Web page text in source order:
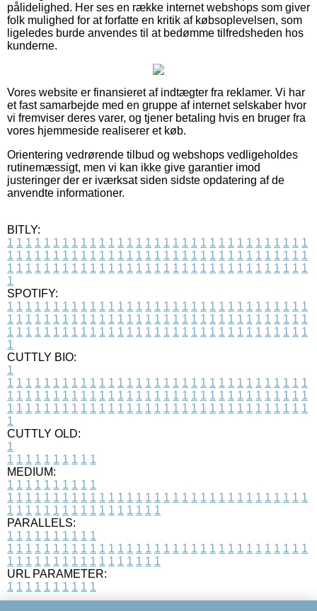
pålidelighed. Her ses en række internet webshops som giver
folk mulighed for at forfatte en kritik af købsoplevelsen, som
ligeledes burde anvendes til at bedømme tilfredsheden hos
kunderne.
Vores website er finansieret af indtægter fra reklamer. Vi har
et fast samarbejde med en gruppe af internet selskaber hvor
vi fremviser deres varer, og tjener betaling hvis en bruger fra
vores hjemmeside realiserer et køb.
Orientering vedrørende tilbud og webshops vedligeholdes
rutinemæssigt, men vi kan ikke give garantier imod
justeringer der er iværksat siden sidste opdatering af de
anvendte informationer.
BITLY:
1 1 1 1 1 1 1 1 1 1 1 1 1 1 1 1 1 1 1 1 1 1 1 1 1 1 1 1 1 1 1 1 1
1 1 1 1 1 1 1 1 1 1 1 1 1 1 1 1 1 1 1 1 1 1 1 1 1 1 1 1 1 1 1 1 1
1 1 1 1 1 1 1 1 1 1 1 1 1 1 1 1 1 1 1 1 1 1 1 1 1 1 1 1 1 1 1 1 1
1
SPOTIFY:
1 1 1 1 1 1 1 1 1 1 1 1 1 1 1 1 1 1 1 1 1 1 1 1 1 1 1 1 1 1 1 1 1
1 1 1 1 1 1 1 1 1 1 1 1 1 1 1 1 1 1 1 1 1 1 1 1 1 1 1 1 1 1 1 1 1
1 1 1 1 1 1 1 1 1 1 1 1 1 1 1 1 1 1 1 1 1 1 1 1 1 1 1 1 1 1 1 1 1
1
CUTTLY BIO:
1
1 1 1 1 1 1 1 1 1 1 1 1 1 1 1 1 1 1 1 1 1 1 1 1 1 1 1 1 1 1 1 1 1
1 1 1 1 1 1 1 1 1 1 1 1 1 1 1 1 1 1 1 1 1 1 1 1 1 1 1 1 1 1 1 1 1
1 1 1 1 1 1 1 1 1 1 1 1 1 1 1 1 1 1 1 1 1 1 1 1 1 1 1 1 1 1 1 1 1
1
CUTTLY OLD:
1
1 1 1 1 1 1 1 1 1 1
MEDIUM:
1 1 1 1 1 1 1 1 1 1
1 1 1 1 1 1 1 1 1 1 1 1 1 1 1 1 1 1 1 1 1 1 1 1 1 1 1 1 1 1 1 1 1
1 1 1 1 1 1 1 1 1 1 1 1 1 1 1 1 1
PARALLELS:
1 1 1 1 1 1 1 1 1 1
1 1 1 1 1 1 1 1 1 1 1 1 1 1 1 1 1 1 1 1 1 1 1 1 1 1 1 1 1 1 1 1 1
1 1 1 1 1 1 1 1 1 1 1 1 1 1 1 1 1
URL PARAMETER:
1 1 1 1 1 1 1 1 1 1